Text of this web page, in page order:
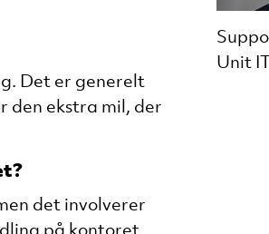
Det er generelt
den ekstra mil, der
det involverer
Unit